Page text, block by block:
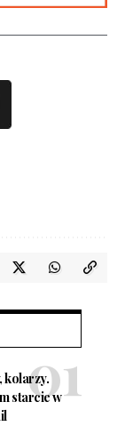
kolarzy.
starcie w